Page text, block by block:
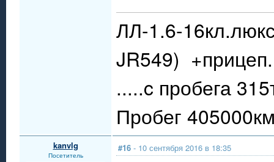
ЛЛ-1.6-
JR549) +прицеп.
.....c пробега
Пробег
kanvlg
Посетитель
#16 - 10 сентября 2016 в 18:35